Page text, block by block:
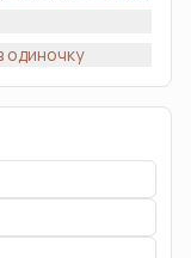
одиночку